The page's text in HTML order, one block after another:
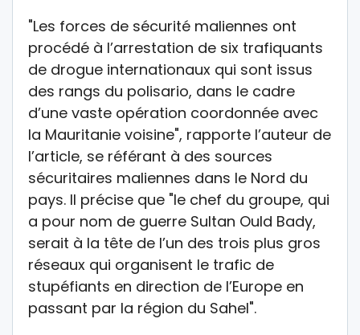
"Les forces de sécurité maliennes ont
procédé à l’arrestation de six trafiquants
de drogue internationaux qui sont issus
des rangs du polisario, dans le cadre
d’une vaste opération coordonnée avec
la Mauritanie voisine", rapporte l’auteur de
l’article, se référant à des sources
sécuritaires maliennes dans le Nord du
pays. Il précise que "le chef du groupe, qui
a pour nom de guerre Sultan Ould Bady,
serait à la tête de l’un des trois plus gros
réseaux qui organisent le trafic de
stupéfiants en direction de l’Europe en
passant par la région du Sahel".